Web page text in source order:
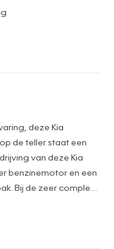
deze Kia
de teller staat een
van deze Kia
benzinemotor en een
Bij de zeer complete
19 inch lichtmetalen
getint glas achter en